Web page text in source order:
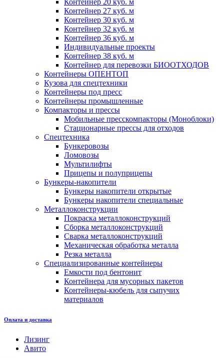
Контейнер 20 куб. м
Контейнер 27 куб. м
Контейнер 30 куб. м
Контейнер 32 куб. м
Контейнер 36 куб. м
Индивидуальные проекты
Контейнер 38 куб. м
Контейнер для перевозки БИООТХОДОВ
Контейнеры ОПЕНТОП
Кузова для спецтехники
Контейнеры под пресс
Контейнеры промышленные
Компакторы и прессы
Мобильные пресскомпакторы (Моноблоки)
Стационарные прессы для отходов
Спецтехника
Бункеровозы
Ломовозы
Мультилифты
Прицепы и полуприцепы
Бункеры-накопители
Бункеры накопители открытые
Бункеры накопители специальные
Металлоконструкции
Покраска металлоконструкций
Сборка металлоконструкций
Сварка металлоконструкций
Механическая обработка металла
Резка металла
Специализированные контейнеры
Емкости под бентонит
Контейнера для мусорных пакетов
Контейнеры-кюбель для сыпучих
материалов
Оплата и доставка
Лизинг
Авито